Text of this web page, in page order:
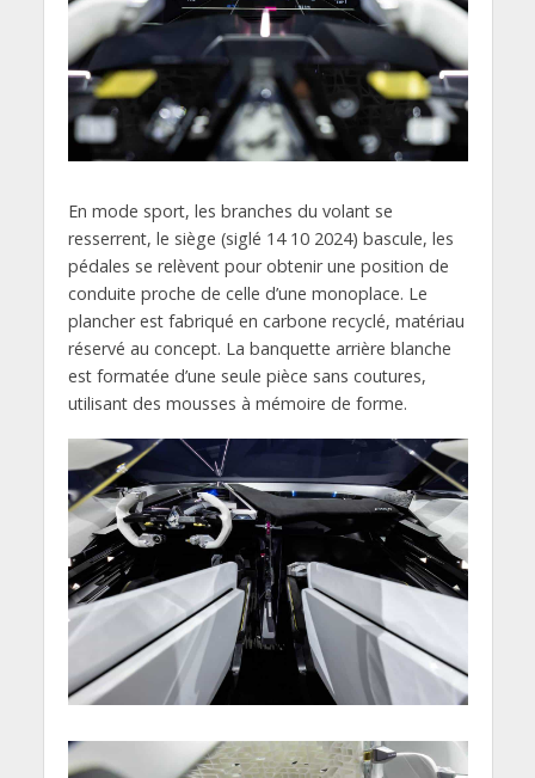
En mode sport, les branches du volant se
resserrent, le siège (siglé 14 10 2024) bascule, les
pédales se relèvent pour obtenir une position de
conduite proche de celle d’une monoplace. Le
plancher est fabriqué en carbone recyclé, matériau
réservé au concept. La banquette arrière blanche
est formatée d’une seule pièce sans coutures,
utilisant des mousses à mémoire de forme.